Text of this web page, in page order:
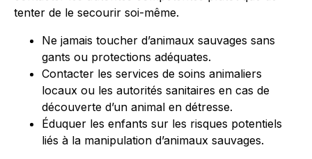
tenter de le secourir soi-même.
Ne jamais toucher d’animaux sauvages sans
gants ou protections adéquates.
Contacter les services de soins animaliers
locaux ou les autorités sanitaires en cas de
découverte d’un animal en détresse.
Éduquer les enfants sur les risques potentiels
liés à la manipulation d’animaux sauvages.